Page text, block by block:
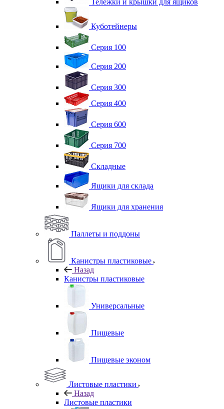
Тележки и крышки для ящиков
Куботейнеры
Серия 100
Серия 200
Серия 300
Серия 400
Серия 600
Серия 700
Складные
Ящики для склада
Ящики для хранения
Паллеты и поддоны
Канистры пластиковые
Назад
Канистры пластиковые
Универсальные
Пищевые
Пищевые эконом
Листовые пластики
Назад
Листовые пластики